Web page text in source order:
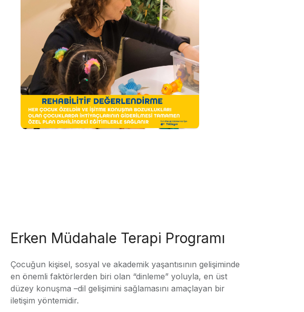
Erken Müdahale Terapi Programı
Çocuğun kişisel, sosyal ve akademik yaşantısının gelişiminde
en önemli faktörlerden biri olan “dinleme” yoluyla, en üst
düzey konuşma –dil gelişimini sağlamasını amaçlayan bir
iletişim yöntemidir.